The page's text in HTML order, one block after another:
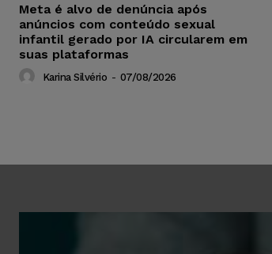
Meta é alvo de denúncia após
anúncios com conteúdo sexual
infantil gerado por IA circularem em
suas plataformas
Karina Silvério - 07/08/2026